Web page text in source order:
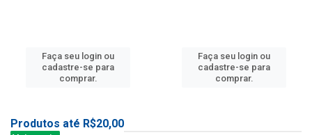
Faça seu login ou
cadastre-se para
comprar.
Faça seu login ou
cadastre-se para
comprar.
Produtos até R$20,00